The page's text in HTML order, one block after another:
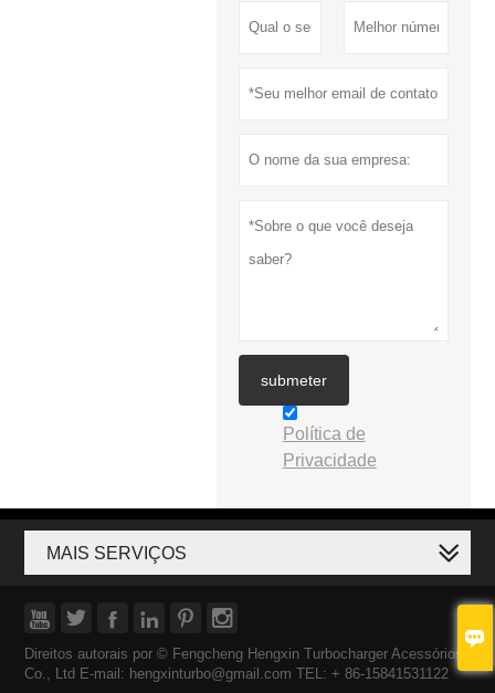

submeter
Política de
Privacidade
MAIS SERVIÇOS
     
Direitos autorais por © Fengcheng Hengxin Turbocharger Acessórios
Co., Ltd E-mail: hengxinturbo@gmail.com TEL: + 86-15841531122